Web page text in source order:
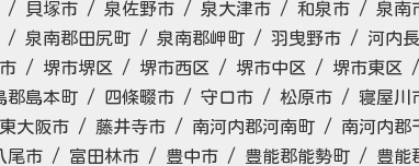
/ 貝塚市 / 泉佐野市 / 泉大津市 / 和泉市 / 泉南
泉南郡田尻町 / 泉南郡岬町 / 羽曳野市 / 河内長
/ 堺市堺区 / 堺市西区 / 堺市中区 / 堺市東区 /
島本町 / 四條畷市 / 守口市 / 松原市 / 寝屋川
阪市 / 藤井寺市 / 南河内郡河南町 / 南河内郡
市 / 富田林市 / 豊中市 / 豊能郡能勢町 / 豊能